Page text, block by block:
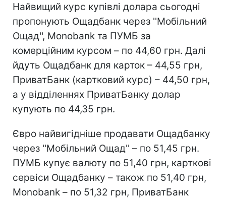
Найвищий курс купівлі долара сьогодні
пропонують Ощадбанк через ''Мобільний
Ощад'', Monobank та ПУМБ за
комерційним курсом – по 44,60 грн. Далі
йдуть Ощадбанк для карток – 44,55 грн,
ПриватБанк (картковий курс) – 44,50 грн,
а у відділеннях ПриватБанку долар
купують по 44,35 грн.
Євро найвигідніше продавати Ощадбанку
через ''Мобільний Ощад'' – по 51,45 грн.
ПУМБ купує валюту по 51,40 грн, карткові
сервіси Ощадбанку – також по 51,40 грн,
Monobank – по 51,32 грн, ПриватБанк